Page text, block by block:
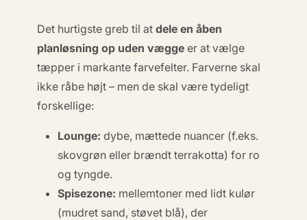
Det hurtigste greb til atdele en åben
planløsning op uden vægge er at vælge
tæpper i markante farvefelter. Farverne skal
ikke råbe højt – men de skal væretydeligt
forskellige:
Lounge: dybe, mættede nuancer (f.eks.
skovgrøn eller brændt terrakotta) for ro
og tyngde.
Spisezone: mellemtoner med lidt kulør
(mudret sand, støvet blå), der